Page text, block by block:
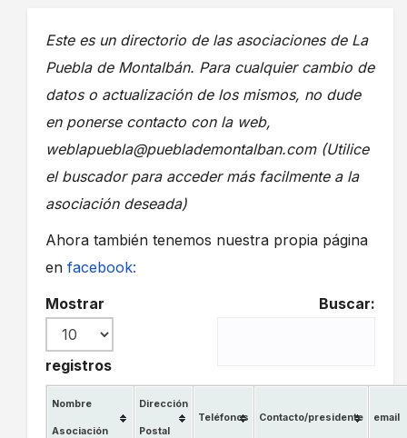
Este es un directorio de las asociaciones de La
Puebla de Montalbán. Para cualquier cambio de
datos o actualización de los mismos, no dude
en ponerse contacto con la web,
weblapuebla@pueblademontalban.com (Utilice
el buscador para acceder más facilmente a la
asociación deseada)
Ahora también tenemos nuestra propia página
en facebook:
Mostrar
registros
Buscar:
Nombre
Asociación
Dirección
Postal
Teléfonos Contacto/presidente email